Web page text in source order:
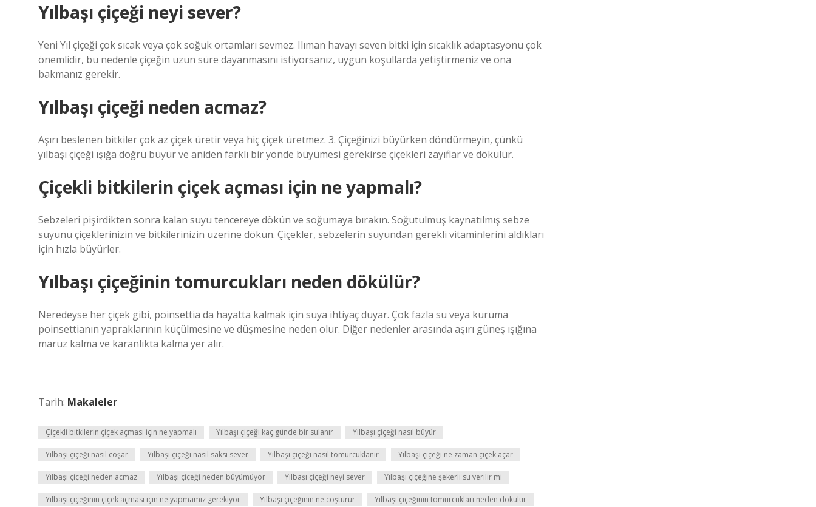
Yılbaşı çiçeği neyi sever?
Yeni Yıl çiçeği çok sıcak veya çok soğuk ortamları sevmez. Ilıman havayı seven bitki için sıcaklık adaptasyonu çok
önemlidir, bu nedenle çiçeğin uzun süre dayanmasını istiyorsanız, uygun koşullarda yetiştirmeniz ve ona
bakmanız gerekir.
Yılbaşı çiçeği neden acmaz?
Aşırı beslenen bitkiler çok az çiçek üretir veya hiç çiçek üretmez. 3. Çiçeğinizi büyürken döndürmeyin, çünkü
yılbaşı çiçeği ışığa doğru büyür ve aniden farklı bir yönde büyümesi gerekirse çiçekleri zayıflar ve dökülür.
Çiçekli bitkilerin çiçek açması için ne yapmalı?
Sebzeleri pişirdikten sonra kalan suyu tencereye dökün ve soğumaya bırakın. Soğutulmuş kaynatılmış sebze
suyunu çiçeklerinizin ve bitkilerinizin üzerine dökün. Çiçekler, sebzelerin suyundan gerekli vitaminlerini aldıkları
için hızla büyürler.
Yılbaşı çiçeğinin tomurcukları neden dökülür?
Neredeyse her çiçek gibi, poinsettia da hayatta kalmak için suya ihtiyaç duyar. Çok fazla su veya kuruma
poinsettianın yapraklarının küçülmesine ve düşmesine neden olur. Diğer nedenler arasında aşırı güneş ışığına
maruz kalma ve karanlıkta kalma yer alır.
Tarih: Makaleler
Çiçekli bitkilerin çiçek açması için ne yapmalı Yılbaşı çiçeği kaç günde bir sulanır Yılbaşı çiçeği nasıl büyür
Yılbaşı çiçeği nasıl coşar Yılbaşı çiçeği nasıl saksı sever Yılbaşı çiçeği nasıl tomurcuklanır Yılbaşı çiçeği ne zaman çiçek açar
Yılbaşı çiçeği neden acmaz Yılbaşı çiçeği neden büyümüyor Yılbaşı çiçeği neyi sever Yılbaşı çiçeğine şekerli su verilir mi
Yılbaşı çiçeğinin çiçek açması için ne yapmamız gerekiyor Yılbaşı çiçeğinin ne coşturur Yılbaşı çiçeğinin tomurcukları neden dökülür